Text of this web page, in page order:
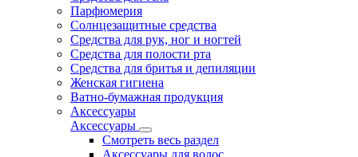
Парфюмерия
Солнцезащитные средства
Средства для рук, ног и ногтей
Средства для полости рта
Средства для бритья и депиляции
Женская гигиена
Ватно-бумажная продукция
Аксессуары
Аксессуары
Смотреть весь раздел
Аксессуары для волос